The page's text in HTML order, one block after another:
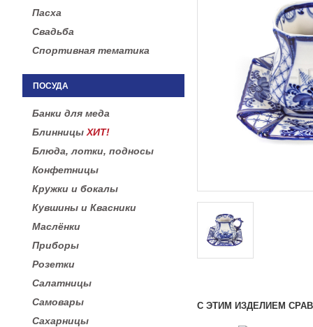
Пасха
Свадьба
Спортивная тематика
ПОСУДА
Банки для меда
Блинницы ХИТ!
Блюда, лотки, подносы
Конфетницы
Кружки и бокалы
Кувшины и Квасники
Маслёнки
Приборы
Розетки
Салатницы
Самовары
Сахарницы
С ЭТИМ ИЗДЕЛИЕМ